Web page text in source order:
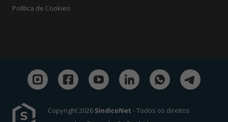
Política de Cookies
Copyright 2026SíndicoNet - Todos os direitos